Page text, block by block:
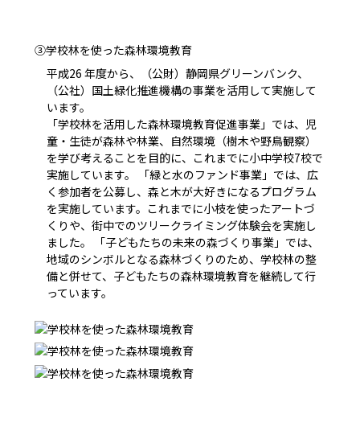
③学校林を使った森林環境教育
平成26 年度から、（公財）静岡県グリーンバンク、
（公社）国土緑化推進機構の事業を活用して実施して
います。
「学校林を活用した森林環境教育促進事業」では、児
童・生徒が森林や林業、自然環境（樹木や野鳥観察）
を学び考えることを目的に、これまでに小中学校7校で
実施しています。 「緑と水のファンド事業」では、広
く参加者を公募し、森と木が大好きになるプログラム
を実施しています。これまでに小枝を使ったアートづ
くりや、街中でのツリークライミング体験会を実施し
ました。 「子どもたちの未来の森づくり事業」では、
地域のシンボルとなる森林づくりのため、学校林の整
備と併せて、子どもたちの森林環境教育を継続して行
っています。